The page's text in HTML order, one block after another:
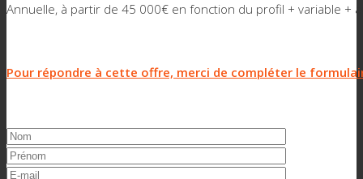
Annuelle, à partir de 45 000€ en fonction du profil + variable +
Pour répondre à cette offre, merci de compléter le